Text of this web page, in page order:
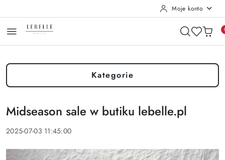
Moje konto
Kategorie
Midseason sale w butiku lebelle.pl
2025-07-03 11:45:00